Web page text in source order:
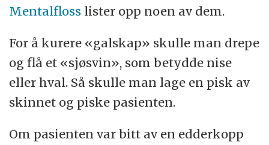
Mentalfloss lister opp noen av dem.
For å kurere «galskap» skulle man drepe
og flå et «sjøsvin», som betydde nise
eller hval. Så skulle man lage en pisk av
skinnet og piske pasienten.
Om pasienten var bitt av en edderkopp